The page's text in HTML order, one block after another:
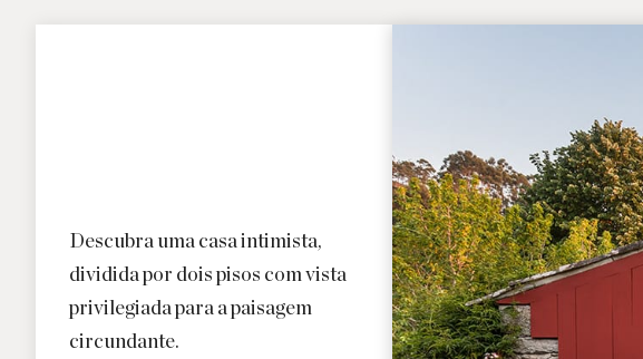
Descubra uma casa intimista,
dividida por dois pisos com vista
privilegiada para a paisagem
circundante.